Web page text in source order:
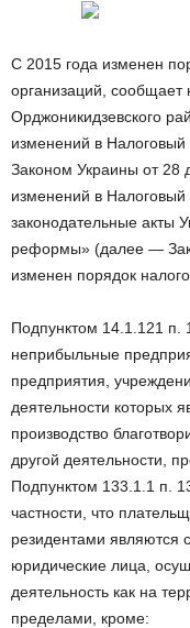
С 2015 года изменен
организаций, сообщает
Орджоникидзевского
изменений в
Законом Украины от 28
изменений в
законодательные акты
реформы» (далее —
изменен порядок
Подпунктом 14.1.121 п.
неприбыльные
предприятия,
деятельности которых
производство
другой деятельности,
Подпунктом 133.1.1 п.
частности, что
резидентами являются
юридические лица,
деятельность как на
пределами, кроме: